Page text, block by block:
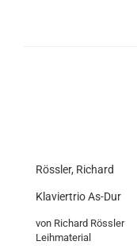
Rössler, Richard
Klaviertrio As-Dur
von Richard Rössler
Leihmaterial